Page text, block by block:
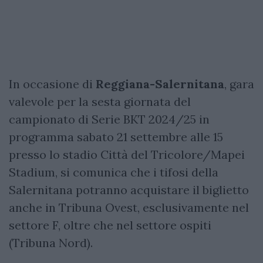
In occasione di Reggiana-Salernitana, gara
valevole per la sesta giornata del
campionato di Serie BKT 2024/25 in
programma sabato 21 settembre alle 15
presso lo stadio Città del Tricolore/Mapei
Stadium, si comunica che i tifosi della
Salernitana potranno acquistare il biglietto
anche in Tribuna Ovest, esclusivamente nel
settore F, oltre che nel settore ospiti
(Tribuna Nord).